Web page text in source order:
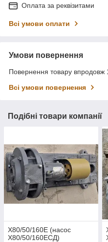
Оплата за реквізитами
Всі умови оплати
Умови повернення
Повернення товару впродовж
Всі умови повернення
Подібні товари компанії
Х80/50/160Е (насос
Х80/50/160ЕСД)